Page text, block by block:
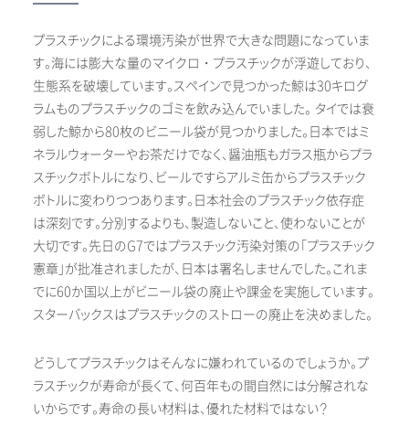
プラスチックによる環境汚染が世界で大きな問題になっていま
す。海には膨大な量のマイクロ・プラスチックが浮遊しており、
生態系を破壊しています。スペインで見つかった鯨は30キログ
ラムものプラスチックのゴミを飲み込んでいました。 タイでは衰
弱した鯨から80枚のビニール袋が見つかりました。日本ではミ
ネラルウォーターやお茶だけでなく、醤油瓶もガラス瓶からプラ
スチックボトルになり、ビールですらアルミ缶からプラスチック
ボトルに変わりつつあります。日本社会のプラスチック依存症
は深刻です。分別するよりも、製造しないこと、使わないことが
大切です。先日のG7ではプラスチック汚染対策の「プラスチック
憲章」が批准されましたが、日本は署名しませんでした。これま
でに60か国以上がビニール袋の廃止や課金を実施しています。
スターバックスはプラスチックのストローの廃止を決めました。
どうしてプラスチックはそんなに嫌われているのでしょうか。プ
ラスチックが寿命が長くて、何百年もの間自然には分解されな
いからです。寿命の長い材料は、優れた材料ではない？